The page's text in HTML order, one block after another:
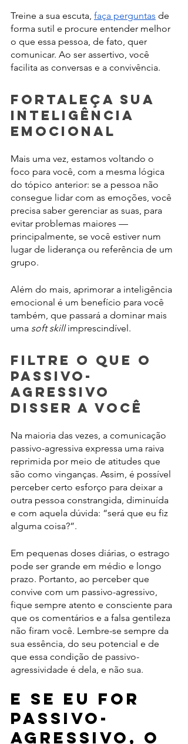
Treine a sua escuta, faça perguntas de
forma sutil e procure entender melhor
o que essa pessoa, de fato, quer
comunicar. Ao ser assertivo, você
facilita as conversas e a convivência.
Fortaleça sua
inteligência
emocional
Mais uma vez, estamos voltando o
foco para você, com a mesma lógica
do tópico anterior: se a pessoa não
consegue lidar com as emoções, você
precisa saber gerenciar as suas, para
evitar problemas maiores —
principalmente, se você estiver num
lugar de liderança ou referência de um
grupo.
Além do mais, aprimorar a inteligência
emocional é um benefício para você
também, que passará a dominar mais
uma soft skill imprescindível.
Filtre o que o
passivo-
agressivo
disser a você
Na maioria das vezes, a comunicação
passivo-agressiva expressa uma raiva
reprimida por meio de atitudes que
são como vinganças. Assim, é possível
perceber certo esforço para deixar a
outra pessoa constrangida, diminuída
e com aquela dúvida: “será que eu fiz
alguma coisa?”.
Em pequenas doses diárias, o estrago
pode ser grande em médio e longo
prazo. Portanto, ao perceber que
convive com um passivo-agressivo,
fique sempre atento e consciente para
que os comentários e a falsa gentileza
não firam você. Lembre-se sempre da
sua essência, do seu potencial e de
que essa condição de passivo-
agressividade é dela, e não sua.
E se eu for
passivo-
agressivo, o